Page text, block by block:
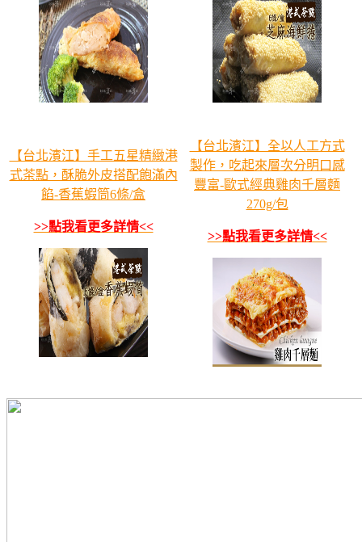
【台北濱江】手工五星精緻港
式茶點，酥脆外皮搭配飽滿內
餡-香蕉蝦筒6條/盒
>>點我看更多詳情<<
【台北濱江】全以人工方式
製作，吃起來層次分明口感
豐富-歐式經典雞肉千層麵
270g/包
>>點我看更多詳情<<